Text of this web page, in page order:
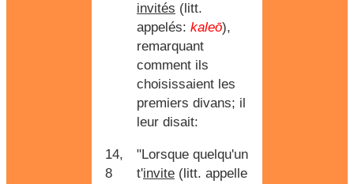
invités (litt.
appelés: kaleō),
remarquant
comment ils
choisissaient les
premiers divans; il
leur disait:
14,
8
"Lorsque quelqu'un
t'invite (litt. appelle